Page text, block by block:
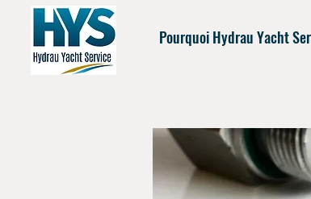
Pourquoi Hydrau Yacht